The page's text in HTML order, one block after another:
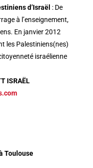
d’Israël : De
à l’enseignement,
En janvier 2012
les Palestiniens(nes)
israélienne
ISRAËL
Toulouse